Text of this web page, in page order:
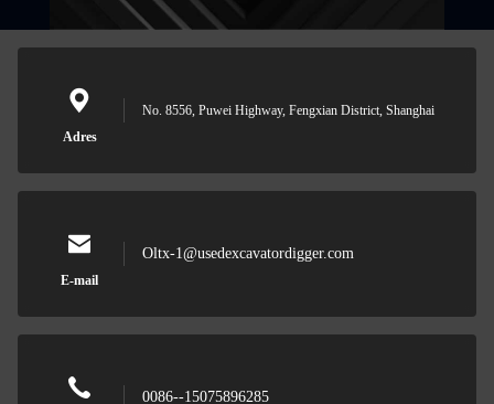
Adres
No. 8556, Puwei Highway, Fengxian District, Shanghai
E-mail
Oltx-1@usedexcavatordigger.com
0086--15075896285